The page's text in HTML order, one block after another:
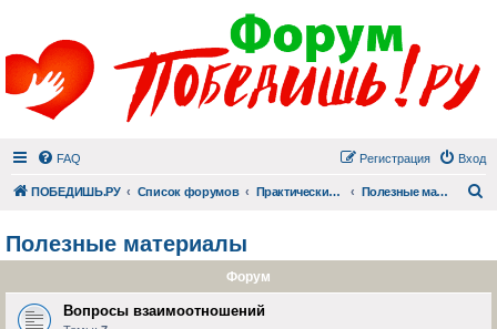
FAQ Вход
Регистрация
ПОБЕДИШЬ.РУ Список форумов Практический раздел Полезные материалы
Полезные материалы
Форум
Вопросы взаимоотношений